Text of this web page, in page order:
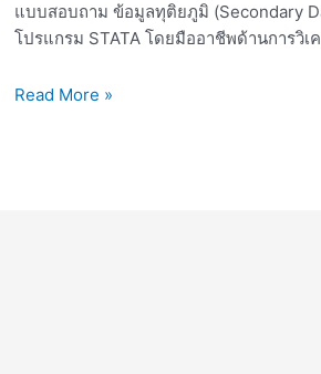
แบบสอบถาม ข้อมูลทุติยภูมิ (Secondary
โปรแกรม STATA โดยมืออาชีพด้านการวิ
Read More »